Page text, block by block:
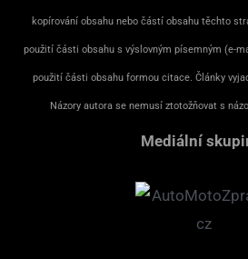
kopírování obsahu nebo částí obsahu těchto
použití části obsahu s výslovným písemným (e-
použití části obsahu formou citace. Články
Názory autora se nemusí ztotožňovat s
Mediální